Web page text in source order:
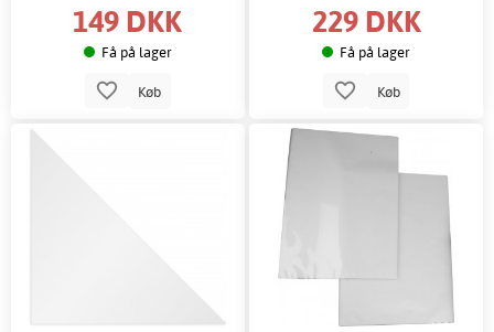
149 DKK
Få på lager
Køb
229 DKK
Få på lager
Køb